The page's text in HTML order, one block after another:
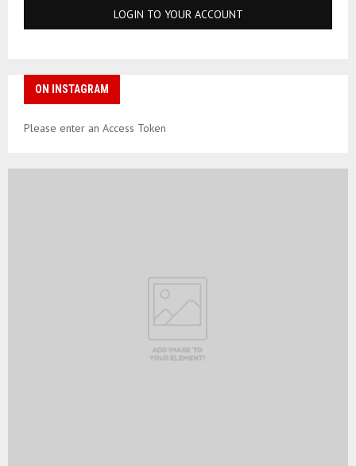
ON INSTAGRAM
Please enter an Access Token